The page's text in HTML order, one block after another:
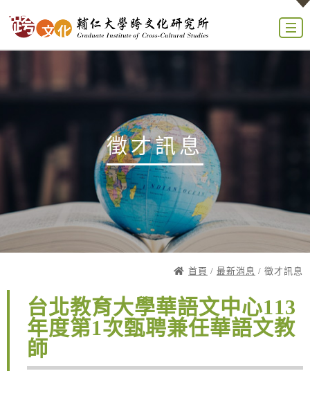
徵才訊息
首頁 / 最新消息 / 徵才訊息
台北教育大學華語文中心113
年度第1次甄聘兼任華語文教
師